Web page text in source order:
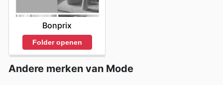
Bonprix
Folder openen
Andere merken van Mode